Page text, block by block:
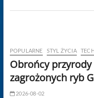
POPULARNE STYL ŻYCIA
Obrońcy przyrody
zagrożonych ryb
2026-08-02